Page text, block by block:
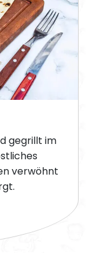
gegrillt im
verwöhnt